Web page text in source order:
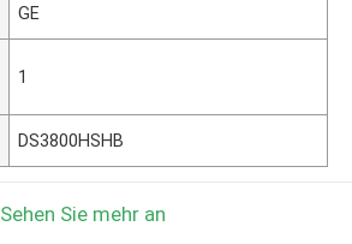
GE
1
DS3800HSHB
Sehen Sie mehr an